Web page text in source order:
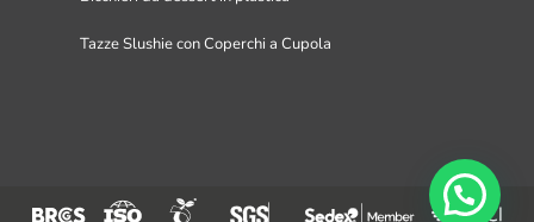
Tazze Slushie con Coperchi a Cupola